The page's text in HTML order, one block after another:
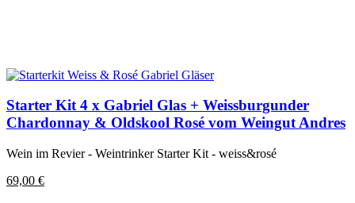
Starter Kit 4 x Gabriel Glas + Weissburgunder
Chardonnay & Oldskool Rosé vom Weingut Andres
Wein im Revier - Weintrinker Starter Kit - weiss&rosé
69,00 €